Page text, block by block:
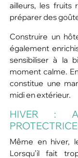
ailleurs, les fruits
préparer des
Construire un
également
sensibiliser à la
moment calme.
constitue une
midi en extérieur.
HIVER :
Même en hiver,
Lorsqu’il fait